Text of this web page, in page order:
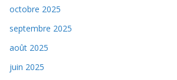
octobre 2025
septembre 2025
août 2025
juin 2025